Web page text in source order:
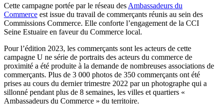
Cette campagne portée par le réseau des Ambassadeurs du
Commerce est issue du travail de commerçants réunis au sein des
Commissions Commerce. Elle conforte l’engagement de la CCI
Seine Estuaire en faveur du Commerce local.
Pour l’édition 2023, les commerçants sont les acteurs de cette
campagne U ne série de portraits des acteurs du commerce de
proximité a été produite à la demande de nombreuses associations de
commerçants. Plus de 3 000 photos de 350 commerçants ont été
prises au cours du dernier trimestre 2022 par un photographe qui a
sillonné pendant plus de 8 semaines, les villes et quartiers «
Ambassadeurs du Commerce » du territoire.